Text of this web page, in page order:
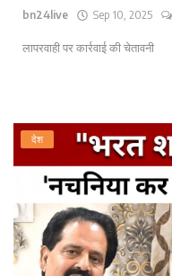
bn24live Sep 10, 2025
लापरवाही पर कार्रवाई की चेतावनी
देश